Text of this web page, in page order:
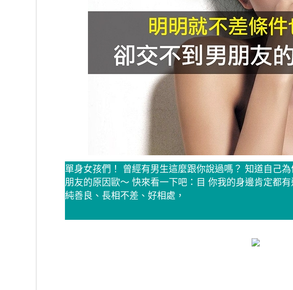
單身女孩們！ 曾經有男生這麼跟你說過嗎？ 知道自己
朋友的原因歐～ 快來看一下吧：目 你我的身邊肯定都
純善良、長相不差、好相處，